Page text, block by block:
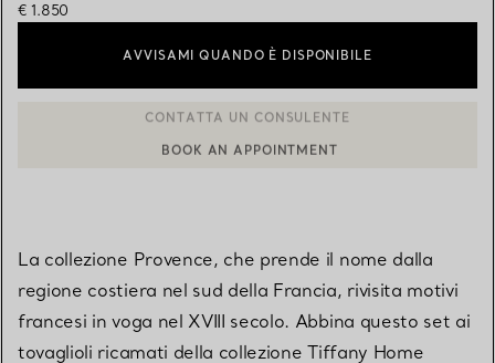
€ 1.850
AVVISAMI QUANDO È DISPONIBILE
CONTATTA UN CONSULENTE CLIENTI O PRENOTA UN
La collezione Provence, che prende il nome dalla
regione costiera nel sud della Francia, rivisita motivi
francesi in voga nel XVIII secolo. Abbina questo set ai
tovaglioli ricamati della collezione Tiffany Home